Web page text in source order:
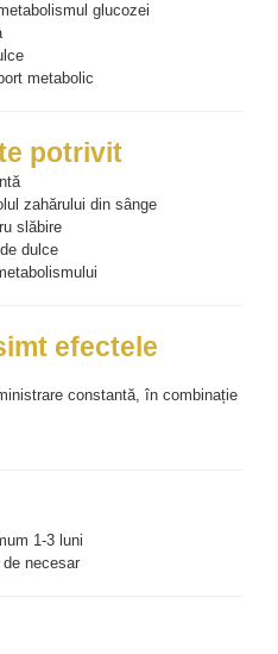
glucozei
metabolic
potrivit
zahărului din sânge
slăbire
dulce
efectele
constantă, în combinație
1-3 luni
necesar